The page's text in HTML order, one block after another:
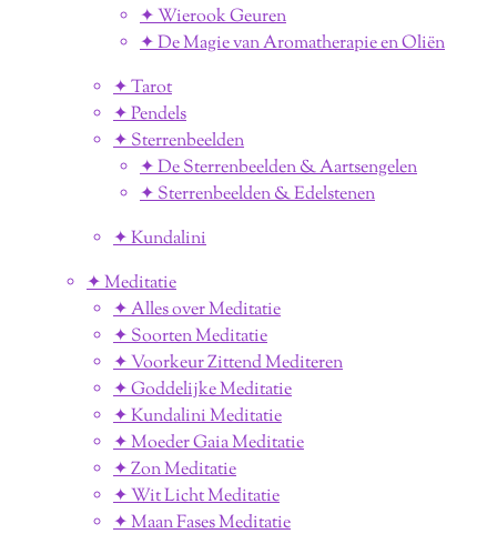
✦ Wierook Geuren
✦ De Magie van Aromatherapie en Oliën
✦ Tarot
✦ Pendels
✦ Sterrenbeelden
✦ De Sterrenbeelden & Aartsengelen
✦ Sterrenbeelden & Edelstenen
✦ Kundalini
✦ Meditatie
✦ Alles over Meditatie
✦ Soorten Meditatie
✦ Voorkeur Zittend Mediteren
✦ Goddelijke Meditatie
✦ Kundalini Meditatie
✦ Moeder Gaia Meditatie
✦ Zon Meditatie
✦ Wit Licht Meditatie
✦ Maan Fases Meditatie